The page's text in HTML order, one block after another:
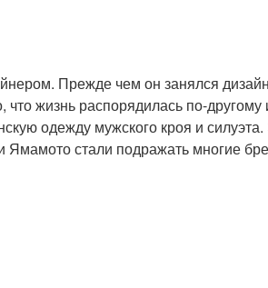
Прежде чем он занялся
жизнь распорядилась
одежду мужского кроя и
стали подражать многие